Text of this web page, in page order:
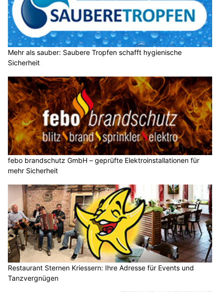
Mehr als sauber: Saubere Tropfen schafft hygienische
Sicherheit
febo brandschutz GmbH – geprüfte Elektroinstallationen für
mehr Sicherheit
Restaurant Sternen Kriessern: Ihre Adresse für Events und
Tanzvergnügen